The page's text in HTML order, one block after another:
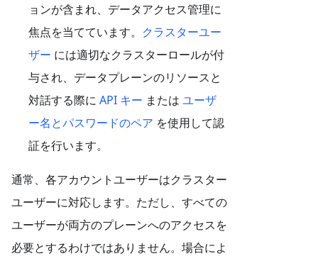
ョンが含まれ、データアクセス管理に
焦点を当てています。 クラスターユー
ザー には適切なクラスターロールが付
与され、データプレーンのリソースと
対話する際に API キー または ユーザ
ー名とパスワードのペア を使用して認
証を行います。
通常、各アカウントユーザーはクラスター
ユーザーに対応します。ただし、すべての
ユーザーが両方のプレーンへのアクセスを
必要とするわけではありません。場合によ